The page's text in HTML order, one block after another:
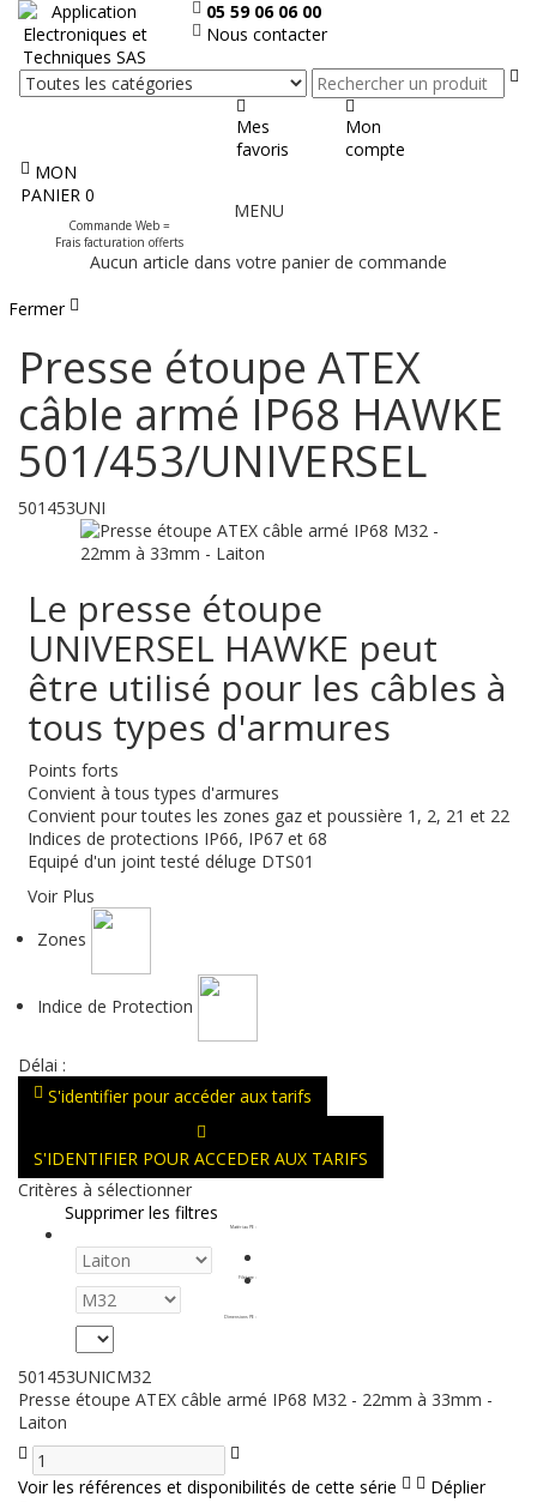
05 59 06 06 00
Nous contacter
Mes
favoris
Mon
compte
MON
PANIER 0
Commande Web =
Frais facturation offerts
le
MENU
Aucun article dans votre panier de commande
Fermer
Presse étoupe ATEX
câble armé IP68 HAWKE
501/453/UNIVERSEL
501453UNI
Le presse étoupe
UNIVERSEL HAWKE peut
être utilisé pour les câbles à
tous types d'armures
Points forts
Convient à tous types d'armures
Convient pour toutes les zones gaz et poussière 1, 2, 21 et 22
Indices de protections IP66, IP67 et 68
Equipé d'un joint testé déluge DTS01
Voir Plus
Zones
Indice de Protection
Délai :
S'identifier pour accéder aux tarifs
S'IDENTIFIER POUR ACCEDER AUX TARIFS
Critères à sélectionner
Supprimer les filtres
Matériau PE :
Filetage :
Dimensions PE :
501453UNICM32
Presse étoupe ATEX câble armé IP68 M32 - 22mm à 33mm -
Laiton
Voir les références et disponibilités de cette série
Déplier